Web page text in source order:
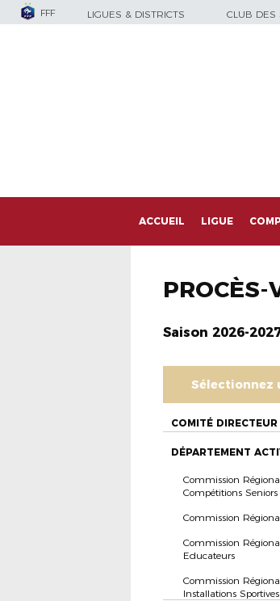
FFF LIGUES & DISTRICTS CLUB DES
ACCUEIL LIGUE
PROCÈS-
Saison 2026-
Sélectionnez
COMITÉ DIRECTEUR
DÉPARTEMENT
Commission
Compétitions Seniors
Commission
Commission
Educateurs
Commission
Installations Sportives